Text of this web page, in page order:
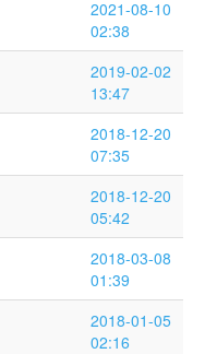
2021-08-10
02:38
2019-02-02
13:47
2018-12-20
07:35
2018-12-20
05:42
2018-03-08
01:39
2018-01-05
02:16